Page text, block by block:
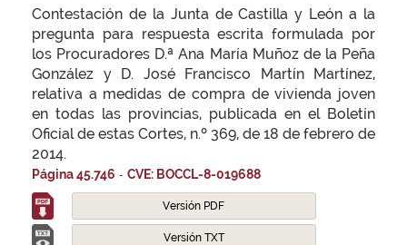
Contestación de la Junta de Castilla y León a la
pregunta para respuesta escrita formulada por
los Procuradores D.ª Ana María Muñoz de la Peña
González y D. José Francisco Martín Martínez,
relativa a medidas de compra de vivienda joven
en todas las provincias, publicada en el Boletín
Oficial de estas Cortes, n.º 369, de 18 de febrero de
2014.
Página 45.746 - CVE: BOCCL-8-019688
Versión PDF
Versión TXT